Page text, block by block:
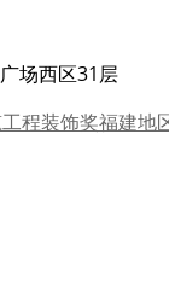
场西区31层
程装饰奖福建地